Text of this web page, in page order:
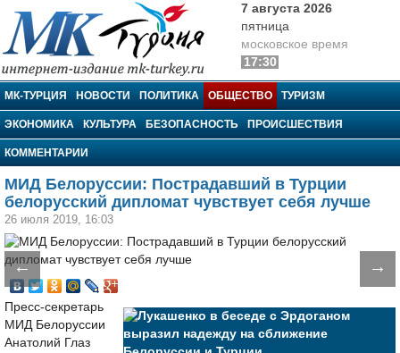
МК-Турция
7 августа 2026
пятница
московское время
17:30
МК-ТУРЦИЯ НОВОСТИ ПОЛИТИКА ОБЩЕСТВО ТУРИЗМ
ЭКОНОМИКА КУЛЬТУРА БЕЗОПАСНОСТЬ ПРОИСШЕСТВИЯ
КОММЕНТАРИИ
МИД Белоруссии: Пострадавший в Турции
белорусский дипломат чувствует себя лучше
26 июля 2019, 16:03
← →
Пресс-секретарь
МИД Белоруссии
Анатолий Глаз